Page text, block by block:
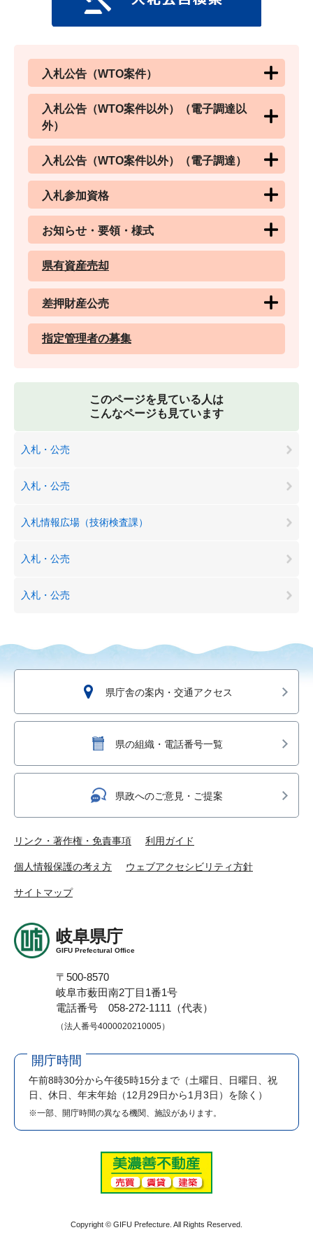
入札公告（WTO案件）
入札公告（WTO案件以外）（電子調達以
外）
入札公告（WTO案件以外）（電子調達）
入札参加資格
お知らせ・要領・様式
県有資産売却
差押財産公売
指定管理者の募集
このページを見ている人は
こんなページも見ています
入札・公売
入札・公売
入札情報広場（技術検査課）
入札・公売
入札・公売
県庁舎の案内・交通アクセス
県の組織・電話番号一覧
県政へのご意見・ご提案
リンク・著作権・免責事項 利用ガイド
個人情報保護の考え方 ウェブアクセシビリティ方針
サイトマップ
岐阜県庁
GIFU Prefectural Office
〒500-8570
岐阜市薮田南2丁目1番1号
電話番号 058-272-1111（代表）
（法人番号4000020210005）
開庁時間
午前8時30分から午後5時15分まで （土曜日、日曜日、祝
日、休日、年末年始（12月29日から1月3日）を除く）
※一部、開庁時間の異なる機関、施設があります。
Copyright © GIFU Prefecture. All Rights Reserved.